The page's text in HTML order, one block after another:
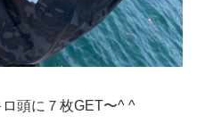
頭に７枚GET〜^ ^